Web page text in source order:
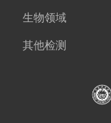
生物领域
其他检测